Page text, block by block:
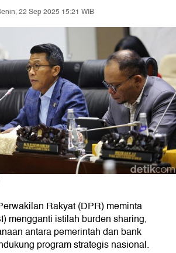
22 Sep 2025 15:21 WIB
Rakyat (DPR) meminta
mengganti istilah burden sharing,
antara pemerintah dan bank
program strategis nasional.